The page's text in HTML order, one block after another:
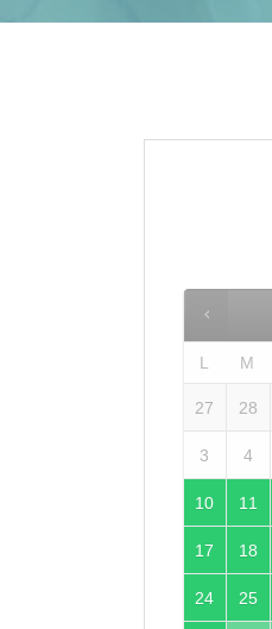
L M
27 28
3 4
10 11
17 18
24 25